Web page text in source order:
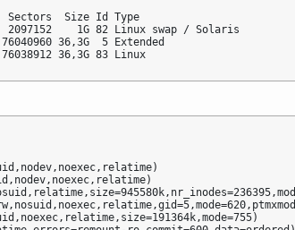
Size Id Type
1G 82 Linux swap / Solaris
36,3G  5 Extended
36,3G 83 Linux